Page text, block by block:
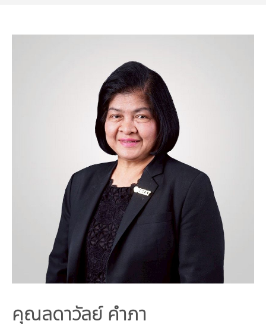
คณะกรรมการมูลนิธิ
คณะกรรมการบริหารสถาบัน
คณะผู้บริหาร
เจ้าหน้าที่
วิถีเรา
สโลแกน
รายงานประจำปี | รายงานงบการเงิน
สำนักงานสีเขียว
รางวัลและเกียรติประวัติ
กองทุน
มลพิษอุตสาหกรรม
สิ่งแวดล้อมเมืองและชุมชน
ชุมชนและเมืองน่าอยู่
ขยะชุมชน-ขยะอาหาร
ขยะพลาสติก
ฝุ่น PM2.5
การผลิตและการบริโภคยั่งยืน
ฉลากเขียว
ฉลากสิ่งแวดล้อม
บริการที่เป็นมิตรกับสิ่งแวดล้อม
ที่ปรึกษาคาร์บอนฟุตพริ้นท์
จัดซื้อจัดจ้างที่เป็นมิตรกับสิ่งแวดล้อม
ทรัพยากรธรรมชาติ
ทรัพยากรทางบก
ทรัพยากรทางทะเลและชายฝั่ง
ความหลากหลายทางชีวภาพ
การเปลี่ยนแปลงสภาพภูมิอากาศ
การลดก๊าซเรือนกระจก
การปรับตัว
การพัฒนาบุคลากรด้านสิ่งแวดล้อม
งานฝึกอบรม
สิ่งแวดล้อมศึกษา
นโยบาย แผน เครือข่ายสิ่งแวดล้อม
นโยบายและแผนสิ่งแวดล้อม
TBCSD
บทความ
อินโฟกราฟิก | โปสเตอร์
คลิปวิดีโอ
เอกสารเผยแพร่
สิ่งพิมพ์จำหน่าย
กิจกรรมข่าวสาร
กิจกรรมของเรา
ข่าวสิ่งแวดล้อม
ร่วมงานกับเรา
งาน
ฝึกงาน
ติดต่อเรา
คุณลดาวัลย์ คำภา